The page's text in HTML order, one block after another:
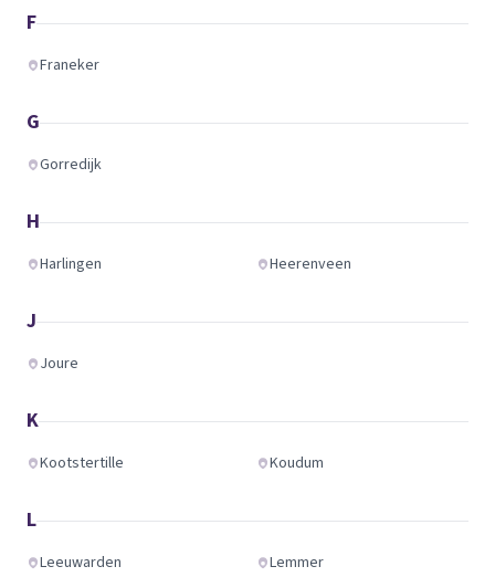
F
Franeker
G
Gorredijk
H
Harlingen Heerenveen
J
Joure
K
Kootstertille Koudum
L
Leeuwarden Lemmer